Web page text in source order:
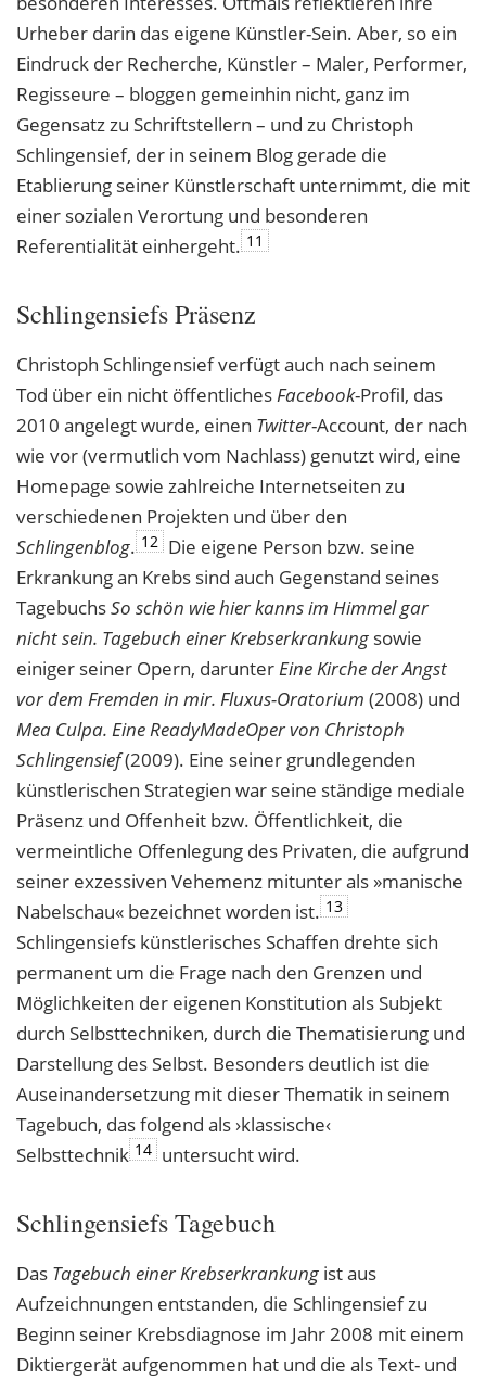
Urheber darin das eigene Künstler-Sein. Aber, so ein
Eindruck der Recherche, Künstler – Maler, Performer,
Regisseure – bloggen gemeinhin nicht, ganz im
Gegensatz zu Schriftstellern – und zu Christoph
Schlingensief, der in seinem Blog gerade die
Etablierung seiner Künstlerschaft unternimmt, die mit
einer sozialen Verortung und besonderen
Referentialität einhergeht. 11
Schlingensiefs Präsenz
Christoph Schlingensief verfügt auch nach seinem
Tod über ein nicht öffentlichesFacebook-Profil, das
2010 angelegt wurde, einen Twitter-Account, der nach
wie vor (vermutlich vom Nachlass) genutzt wird, eine
Homepage sowie zahlreiche Internetseiten zu
verschiedenen Projekten und über den
Schlingenblog. 12 Die eigene Person bzw. seine
Erkrankung an Krebs sind auch Gegenstand seines
TagebuchsSo schön wie hier kanns im Himmel gar
nicht sein. Tagebuch einer Krebserkrankung sowie
einiger seiner Opern, darunterEine Kirche der Angst
vor dem Fremden in mir. Fluxus-Oratorium (2008) und
Mea Culpa. Eine ReadyMadeOper von Christoph
Schlingensief(2009). Eine seiner grundlegenden
künstlerischen Strategien war seine ständige mediale
Präsenz und Offenheit bzw. Öffentlichkeit, die
vermeintliche Offenlegung des Privaten, die aufgrund
seiner exzessiven Vehemenz mitunter als »manische
Nabelschau« bezeichnet worden ist. 13
Schlingensiefs künstlerisches Schaffen drehte sich
permanent um die Frage nach den Grenzen und
Möglichkeiten der eigenen Konstitution als Subjekt
durch Selbsttechniken, durch die Thematisierung und
Darstellung des Selbst. Besonders deutlich ist die
Auseinandersetzung mit dieser Thematik in seinem
Tagebuch, das folgend als ›klassische‹
Selbsttechnik 14 untersucht wird.
Schlingensiefs Tagebuch
Das Tagebuch einer Krebserkrankung ist aus
Aufzeichnungen entstanden, die Schlingensief zu
Beginn seiner Krebsdiagnose im Jahr 2008 mit einem
Diktiergerät aufgenommen hat und die als Text- und